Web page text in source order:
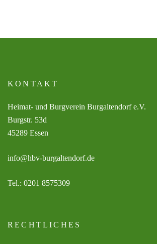
KONTAKT
Heimat- und Burgverein Burgaltendorf e.V.
Burgstr. 53d
45289 Essen
info@hbv-burgaltendorf.de
Tel.: 0201 8575309
RECHTLICHES